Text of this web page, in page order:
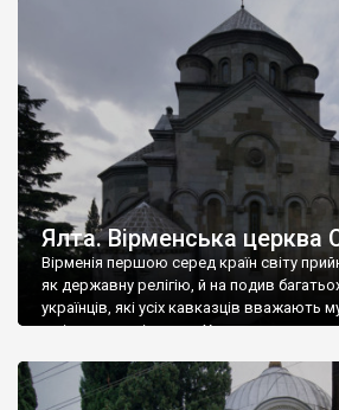
Херсонесі Володимир-язичник, став
А потім було Хрещення Русі. На честь
Ялта. Вірменська церква
Вірменія першою серед країн світу
як державну релігію, й на подив
українців, які усіх кавказців вважають
є відданими вірянами Христа